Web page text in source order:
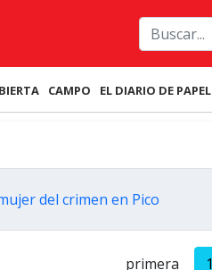
CAMPO EL DIARIO DE
del crimen en Pico
primera 1